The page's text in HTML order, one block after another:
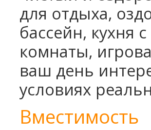
Винный Тур - 4 дня
Школьные каникулы в Армении -
5 дней
Школьные каникулы в Армении -
7 дней
для отдыха,
бассейн,
комнаты,
ваш день
условиях
Вместимость